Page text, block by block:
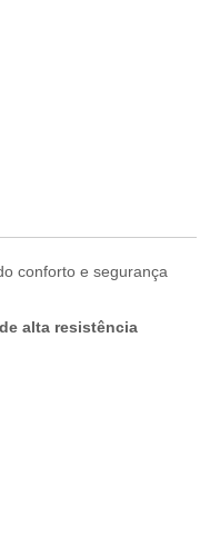
conforto e segurança
alta resistência